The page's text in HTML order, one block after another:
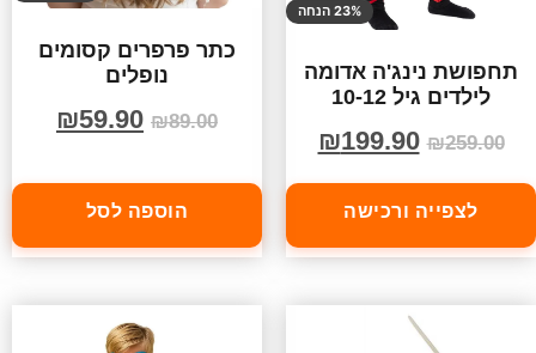
23% הנחה
תחפושת נינג'ה אדומה
לילדים גיל 10-12
₪259.00
₪199.90
לצפייה ורכישה
כתר פרפרים קסומים
נופלים
₪89.00
₪59.90
הוספה לסל